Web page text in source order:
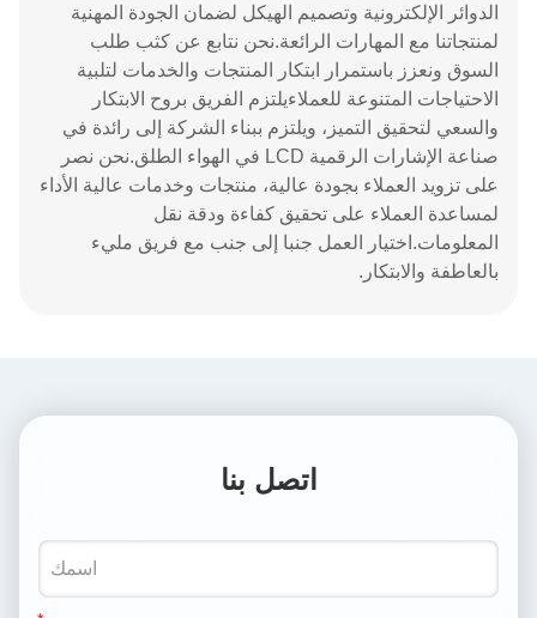
الدوائر الإلكترونية وتصميم الهيكل لضمان الجودة المهنية
لمنتجاتنا مع المهارات الرائعة.نحن نتابع عن كثب طلب
السوق ونعزز باستمرار ابتكار المنتجات والخدمات لتلبية
الاحتياجات المتنوعة للعملاءيلتزم الفريق بروح الابتكار
والسعي لتحقيق التميز، ويلتزم ببناء الشركة إلى رائدة في
صناعة الإشارات الرقمية LCD في الهواء الطلق.نحن نصر
على تزويد العملاء بجودة عالية، منتجات وخدمات عالية الأداء
لمساعدة العملاء على تحقيق كفاءة ودقة نقل
المعلومات.اختيار العمل جنبا إلى جنب مع فريق مليء
بالعاطفة والابتكار.
اتصل بنا